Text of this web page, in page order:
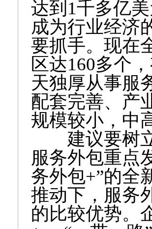
达到1千多亿
成为行业经济
要抓手。现在
区达160多个
天独厚从事服
配套完善、产
规模较小，中
建议要树立
服务外包重点
务外包+”的全
推动下，服务
的比较优势。